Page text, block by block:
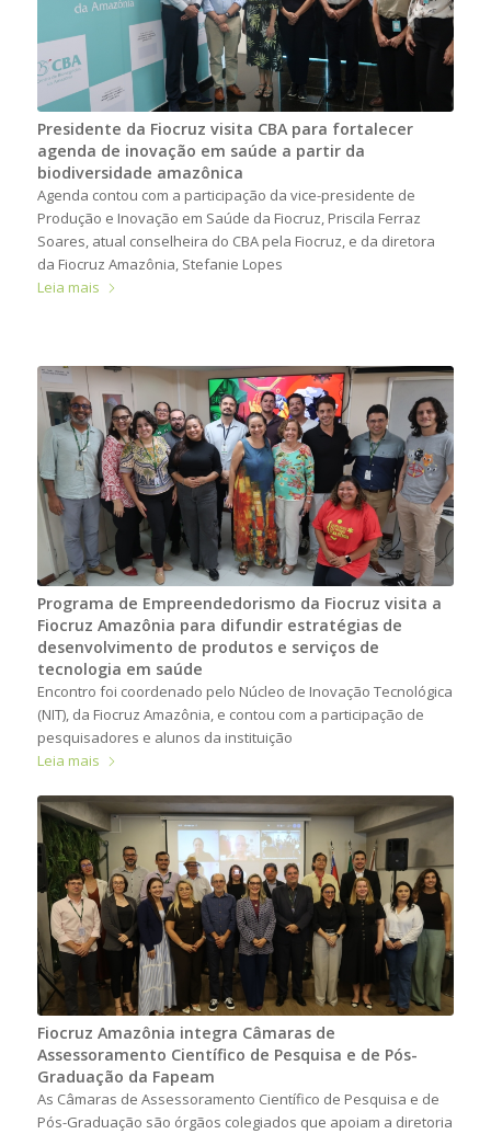
Presidente da Fiocruz visita CBA para fortalecer
agenda de inovação em saúde a partir da
biodiversidade amazônica
Agenda contou com a participação da vice-presidente de
Produção e Inovação em Saúde da Fiocruz, Priscila Ferraz
Soares, atual conselheira do CBA pela Fiocruz, e da diretora
da Fiocruz Amazônia, Stefanie Lopes
Leia mais
Programa de Empreendedorismo da Fiocruz visita a
Fiocruz Amazônia para difundir estratégias de
desenvolvimento de produtos e serviços de
tecnologia em saúde
Encontro foi coordenado pelo Núcleo de Inovação Tecnológica
(NIT), da Fiocruz Amazônia, e contou com a participação de
pesquisadores e alunos da instituição
Leia mais
Fiocruz Amazônia integra Câmaras de
Assessoramento Científico de Pesquisa e de Pós-
Graduação da Fapeam
As Câmaras de Assessoramento Científico de Pesquisa e de
Pós-Graduação são órgãos colegiados que apoiam a diretoria